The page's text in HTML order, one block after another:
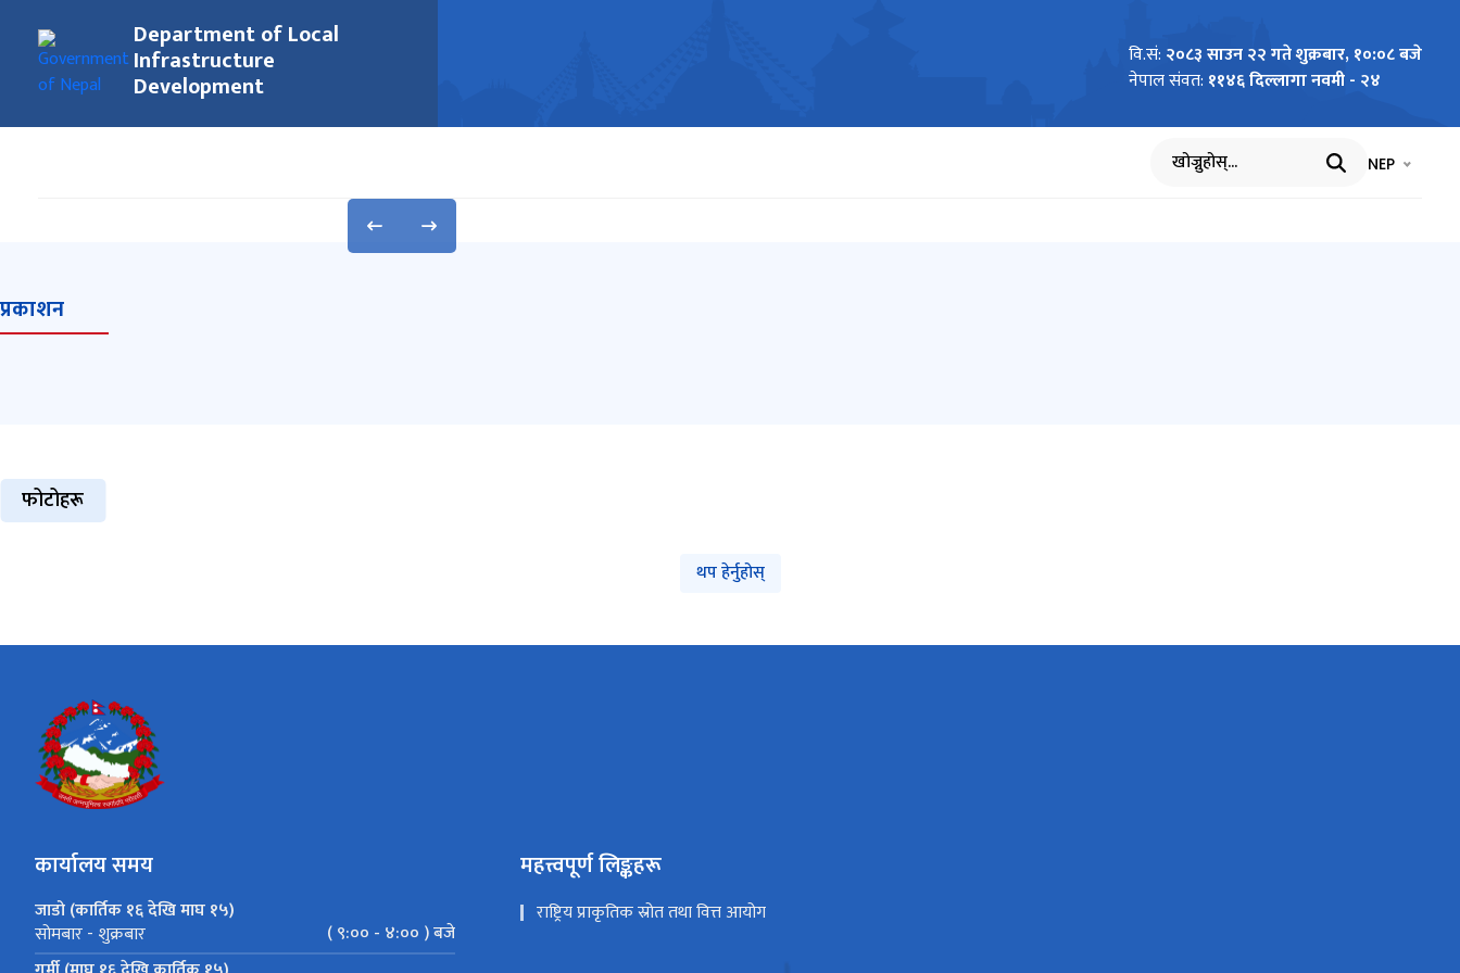
Department of Local
Infrastructure
Development
वि.सं: २०८३ साउन २२ गते शुक्रबार, १०:०८ बजे
नेपाल संवत: ११४६ दिल्लागा नवमी - २४
खोज्नुहोस् भाषा चयन
NEP
प्रकाशन
फोटोहरू
थप हेर्नुहोस्
कार्यालय समय
जाडो (कार्तिक १६ देखि माघ १५)
सोमबार - शुक्रबार
( ९:०० - ४:०० ) बजे
महत्त्वपूर्ण लिङ्कहरू
राष्ट्रिय प्राकृतिक स्रोत तथा वित्त आयोग